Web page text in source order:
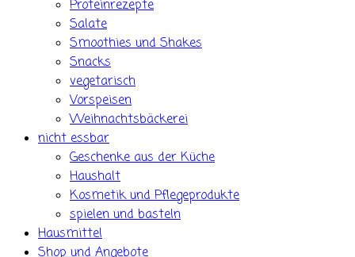
Proteinrezepte
Salate
Smoothies und Shakes
Snacks
vegetarisch
Vorspeisen
Weihnachtsbäckerei
nicht essbar
Geschenke aus der Küche
Haushalt
Kosmetik und Pflegeprodukte
spielen und basteln
Hausmittel
Shop und Angebote